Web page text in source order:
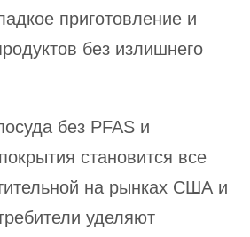
приготовление и
без излишнего
без PFAS и
становится все
на рынках США и
уделяют